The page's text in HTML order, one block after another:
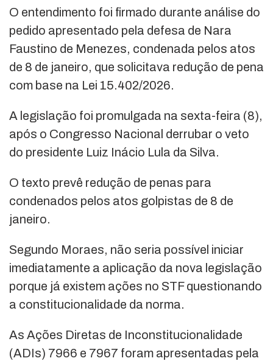
O entendimento foi firmado durante análise do
pedido apresentado pela defesa de Nara
Faustino de Menezes, condenada pelos atos
de 8 de janeiro, que solicitava redução de pena
com base na Lei 15.402/2026.
A legislação foi promulgada na sexta-feira (8),
após o Congresso Nacional derrubar o veto
do presidente Luiz Inácio Lula da Silva.
O texto prevê redução de penas para
condenados pelos atos golpistas de 8 de
janeiro.
Segundo Moraes, não seria possível iniciar
imediatamente a aplicação da nova legislação
porque já existem ações no STF questionando
a constitucionalidade da norma.
As Ações Diretas de Inconstitucionalidade
(ADIs) 7966 e 7967 foram apresentadas pela